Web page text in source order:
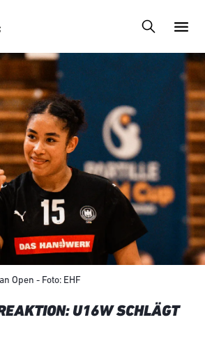
Open - Foto: EHF
U16W SCHLÄGT